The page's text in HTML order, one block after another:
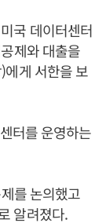
국 데이터센터
제와 대출을
에게 서한을 보
터를 운영하는
를 논의했고
알려졌다.